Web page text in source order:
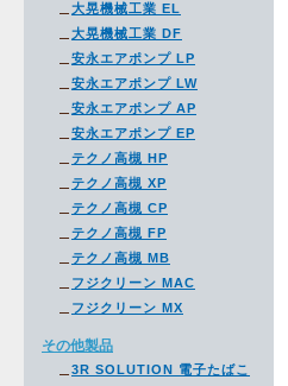
大晃機械工業 EL
大晃機械工業 DF
安永エアポンプ LP
安永エアポンプ LW
安永エアポンプ AP
安永エアポンプ EP
テクノ高槻 HP
テクノ高槻 XP
テクノ高槻 CP
テクノ高槻 FP
テクノ高槻 MB
フジクリーン MAC
フジクリーン MX
その他製品
3R SOLUTION 電子たばこ